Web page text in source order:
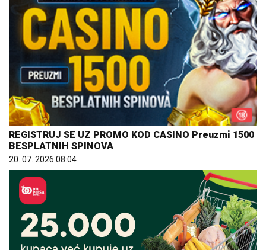
REGISTRUJ SE UZ PROMO KOD CASINO Preuzmi 1500
BESPLATNIH SPINOVA
20. 07. 2026 08:04